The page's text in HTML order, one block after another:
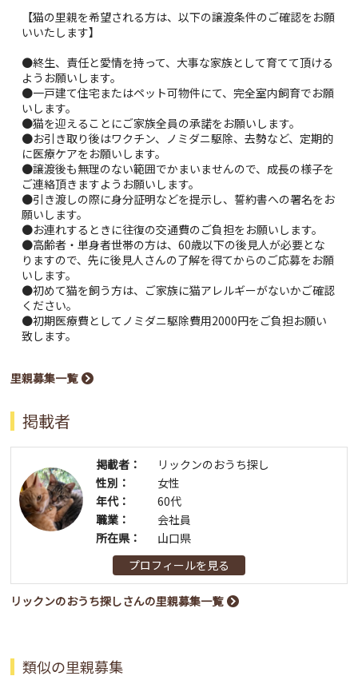
【猫の里親を希望される方は、以下の譲渡条件のご確認をお願
いいたします】
●終生、責任と愛情を持って、大事な家族として育てて頂ける
ようお願いします。
●一戸建て住宅またはペット可物件にて、完全室内飼育でお願
いします。
●猫を迎えることにご家族全員の承諾をお願いします。
●お引き取り後はワクチン、ノミダニ駆除、去勢など、定期的
に医療ケアをお願いします。
●譲渡後も無理のない範囲でかまいませんので、成長の様子を
ご連絡頂きますようお願いします。
●引き渡しの際に身分証明などを提示し、誓約書への署名をお
願いします。
●お連れするときに往復の交通費のご負担をお願いします。
●高齢者・単身者世帯の方は、60歳以下の後見人が必要とな
りますので、先に後見人さんの了解を得てからのご応募をお願
いします。
●初めて猫を飼う方は、ご家族に猫アレルギーがないかご確認
ください。
●初期医療費としてノミダニ駆除費用2000円をご負担お願い
致します。
里親募集一覧
掲載者
掲載者：
リックンのおうち探し
性別：
女性
年代：
60代
職業：
会社員
所在県：
山口県
プロフィールを見る
リックンのおうち探しさんの里親募集一覧
類似の里親募集